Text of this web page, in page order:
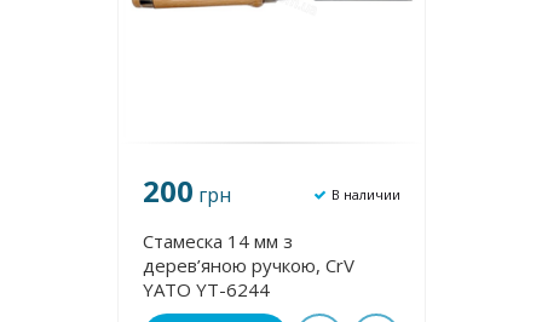
200 грн В наличии
Стамеска 14 мм з
дерев’яною ручкою, CrV
YATO YT-6244